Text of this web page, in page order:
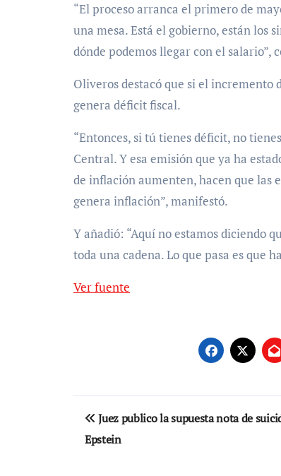
“El proceso arranca el primero de
una mesa. Está el gobierno, están los
dónde podemos llegar con el salario”,
Oliveros destacó que si el incremento
genera déficit fiscal.
“Entonces, si tú tienes déficit, no
Central. Y esa emisión que ya ha
de inflación aumenten, hacen que las
genera inflación”, manifestó.
Y añadió: “Aquí no estamos diciendo
toda una cadena. Lo que pasa es que
Ver fuente
Navegación
de
Juez publico la supuesta nota de
Epstein